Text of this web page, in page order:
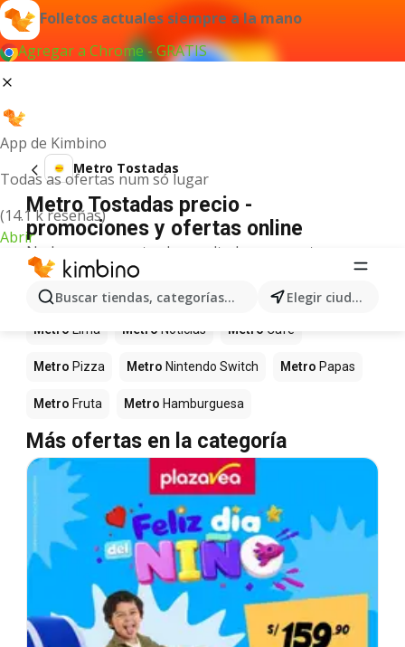
Folletos actuales siempre a la mano
Agregar a Chrome - GRATIS
App de Kimbino
Todas as ofertas num só lugar
(14.1 k reseñas)
Abrir
Buscar tiendas, categorías, productos... Elegir ciudad
Metro Tostadas
Metro Tostadas precio -
promociones y ofertas online
No hemos encontrado resultados para este
término.
Más productos en tiendas Metro
Metro Lima Metro Noticias Metro Café
Metro Pizza Metro Nintendo Switch Metro Papas
Metro Fruta Metro Hamburguesa
Más ofertas en la categoría